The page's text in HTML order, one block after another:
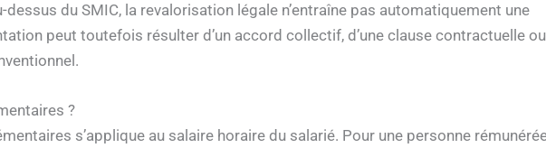
dessus du SMIC, la revalorisation légale n’entraîne pas automatiquement une
peut toutefois résulter d’un accord collectif, d’une clause contractuelle ou
?
s’applique au salaire horaire du salarié. Pour une personne